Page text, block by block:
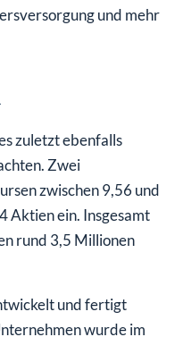
und mehr
zuletzt ebenfalls
Zwei
zwischen 9,56 und
Aktien ein. Insgesamt
rund 3,5 Millionen
und fertigt
wurde im